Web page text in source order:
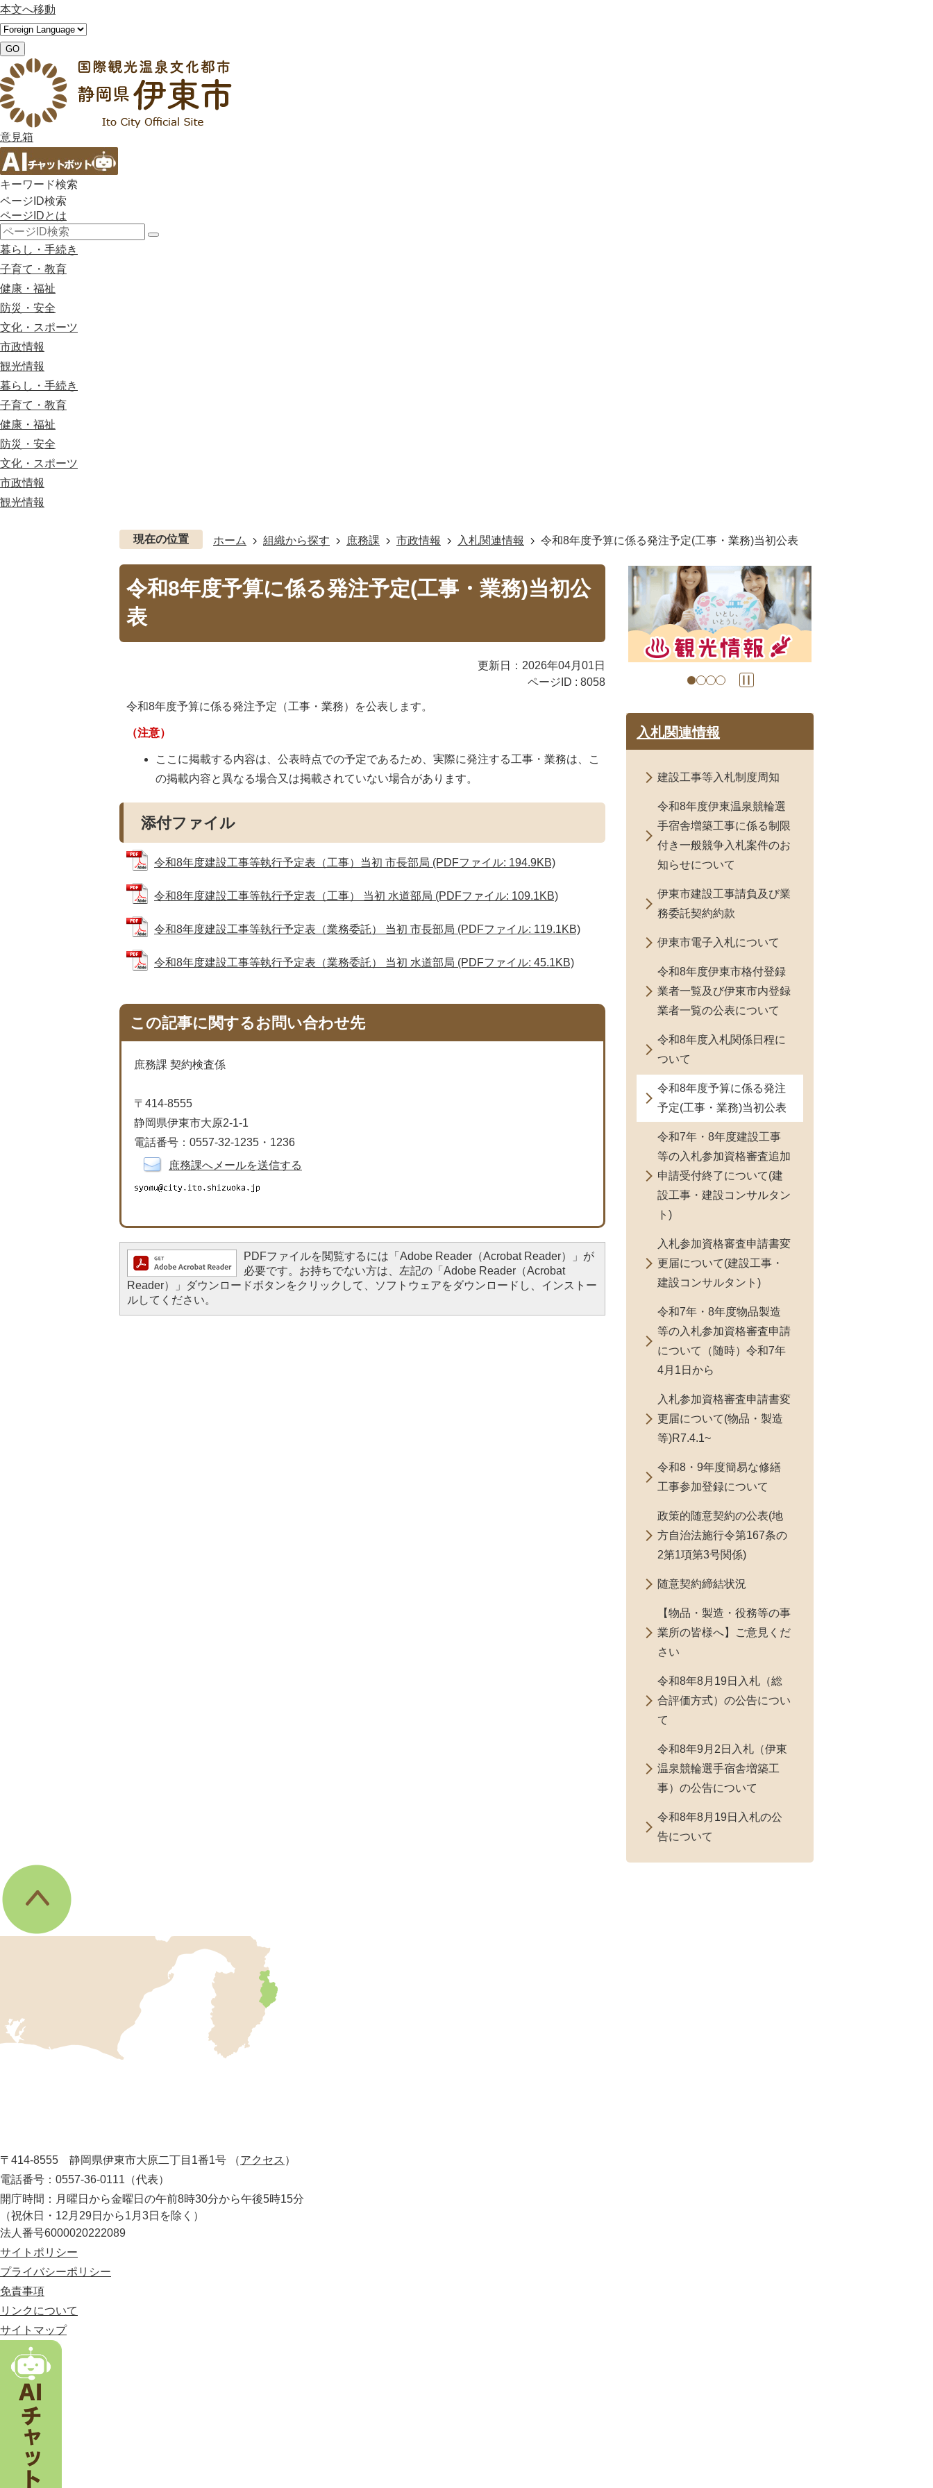
本文へ移動
GO
意見箱
キーワード検索
ページID検索
ページIDとは
暮らし・手続き
子育て・教育
健康・福祉
防災・安全
文化・スポーツ
市政情報
観光情報
暮らし・手続き
子育て・教育
健康・福祉
防災・安全
文化・スポーツ
市政情報
観光情報
現在の位置 ホーム 組織から探す 庶務課 市政情報 入札関連情報 令和8年度予算に係る発注予定(工事・業務)当初公表
令和8年度予算に係る発注予定(工事・業務)当初公
表
更新日：2026年04月01日
ページID : 8058
令和8年度予算に係る発注予定（工事・業務）を公表します。
（注意）
ここに掲載する内容は、公表時点での予定であるため、実際に発注する工事・業務は、こ
の掲載内容と異なる場合又は掲載されていない場合があります。
添付ファイル
令和8年度建設工事等執行予定表（工事）当初 市長部局 (PDFファイル: 194.9KB)
令和8年度建設工事等執行予定表（工事） 当初 水道部局 (PDFファイル: 109.1KB)
令和8年度建設工事等執行予定表（業務委託） 当初 市長部局 (PDFファイル: 119.1KB)
令和8年度建設工事等執行予定表（業務委託） 当初 水道部局 (PDFファイル: 45.1KB)
この記事に関するお問い合わせ先
庶務課 契約検査係
〒414-8555
静岡県伊東市大原2-1-1
電話番号：0557-32-1235・1236
庶務課へメールを送信する
PDFファイルを閲覧するには「Adobe Reader（Acrobat Reader）」が
必要です。お持ちでない方は、左記の「Adobe Reader（Acrobat
Reader）」ダウンロードボタンをクリックして、ソフトウェアをダウンロードし、インストー
ルしてください。
枚
目
の
ド
枚
目
の
ド
入札関連情報
建設工事等入札制度周知
令和8年度伊東温泉競輪選
手宿舎増築工事に係る制限
付き一般競争入札案件のお
知らせについて
伊東市建設工事請負及び業
務委託契約約款
伊東市電子入札について
令和8年度伊東市格付登録
業者一覧及び伊東市内登録
業者一覧の公表について
令和8年度入札関係日程に
ついて
令和8年度予算に係る発注
予定(工事・業務)当初公表
令和7年・8年度建設工事
等の入札参加資格審査追加
申請受付終了について(建
設工事・建設コンサルタン
ト)
入札参加資格審査申請書変
更届について(建設工事・
建設コンサルタント)
令和7年・8年度物品製造
等の入札参加資格審査申請
について（随時）令和7年
4月1日から
入札参加資格審査申請書変
更届について(物品・製造
等)R7.4.1~
令和8・9年度簡易な修繕
工事参加登録について
政策的随意契約の公表(地
方自治法施行令第167条の
2第1項第3号関係)
随意契約締結状況
【物品・製造・役務等の事
業所の皆様へ】ご意見くだ
さい
令和8年8月19日入札（総
合評価方式）の公告につい
て
令和8年9月2日入札（伊東
温泉競輪選手宿舎増築工
事）の公告について
令和8年8月19日入札の公
告について
を
記
県
の
東
部
に
位
置
す
る
市
所
〒414-8555 静岡県伊東市大原二丁目1番1号 （アクセス ）
電話番号：0557-36-0111（代表）
開庁時間：月曜日から金曜日の午前8時30分から午後5時15分
（祝休日・12月29日から1月3日を除く）
法人番号6000020222089
サイトポリシー
プライバシーポリシー
免責事項
リンクについて
サイトマップ